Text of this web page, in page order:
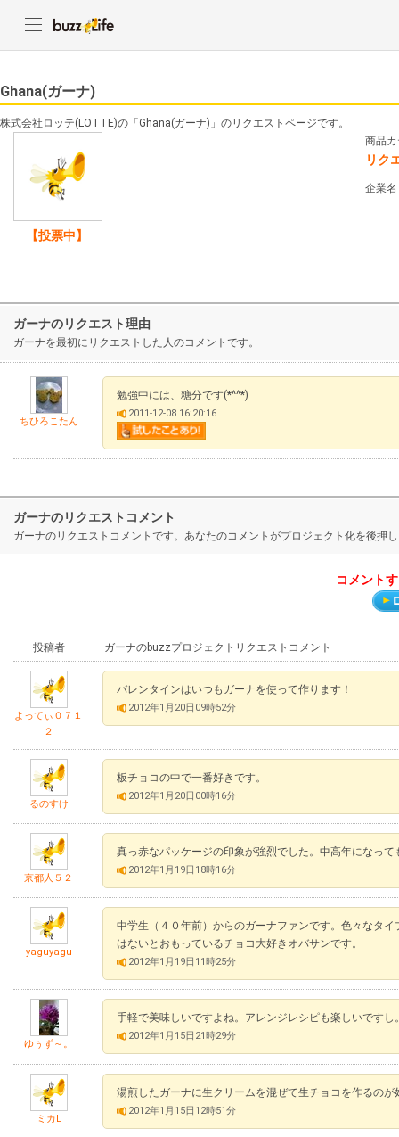
Ghana(ガーナ)
株式会社ロッテ(LOTTE)の「Ghana(ガーナ)」のリクエストページです。
【投票中】
商品
リク
企業
ガーナのリクエスト理由
ガーナを最初にリクエストした人のコメントです。
ちひろこたん
勉強中には、糖分です(*^^*)
2011-12-08 16:20:16
ガーナのリクエストコメント
ガーナのリクエストコメントです。あなたのコメントがプロジェクト化を後押
コメント
投稿者 ガーナのbuzzプロジェクトリクエストコメント
よってぃ０７１
２
バレンタインはいつもガーナを使って作ります！
2012年1月20日09時52分
るのすけ
板チョコの中で一番好きです。
2012年1月20日00時16分
京都人５２
真っ赤なパッケージの印象が強烈でした。中高年になっ
2012年1月19日18時16分
yaguyagu
中学生（４０年前）からのガーナファンです。色々なタ
はないとおもっているチョコ大好きオバサンです。
2012年1月19日11時25分
ゆぅず～。
手軽で美味しいですよね。アレンジレシピも楽しいですし
2012年1月15日21時29分
ミカL
湯煎したガーナに生クリームを混ぜて生チョコを作るのが
2012年1月15日12時51分